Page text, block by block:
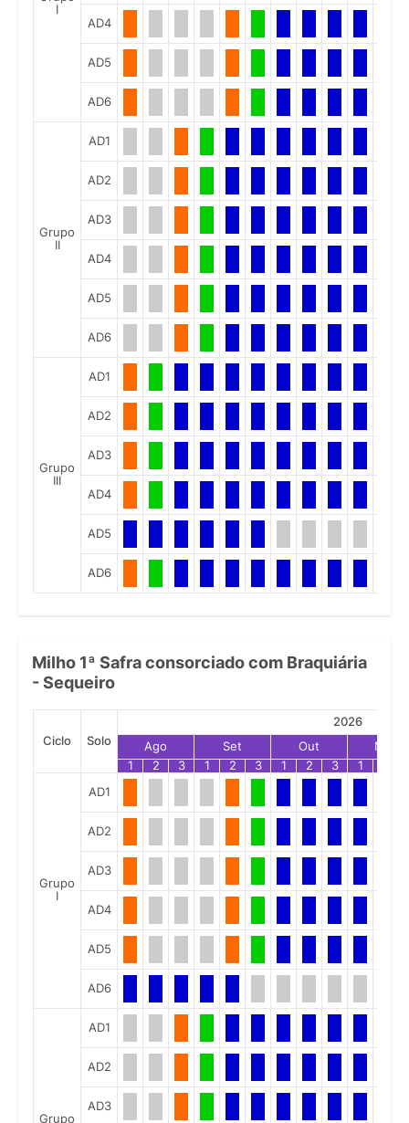
I
AD4
AD5
AD6
Grupo
II
AD1
AD2
AD3
AD4
AD5
AD6
Grupo
III
AD1
AD2
AD3
AD4
AD5
AD6
Milho 1ª Safra consorciado com Braquiária
- Sequeiro
Ciclo Solo
2026
Ago
Set Out
Nov
1
2 3 1 2 3 1 2 3 1
Grupo
I
AD1
AD2
AD3
AD4
AD5
AD6
Grupo
AD1
AD2
AD3